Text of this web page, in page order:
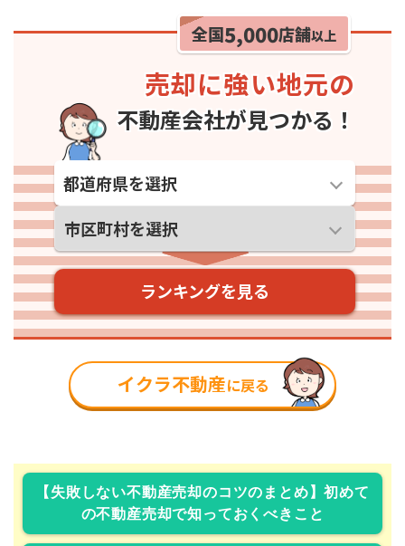
【失敗しない不動産売却のコツのまとめ】初めて
の不動産売却で知っておくべきこと